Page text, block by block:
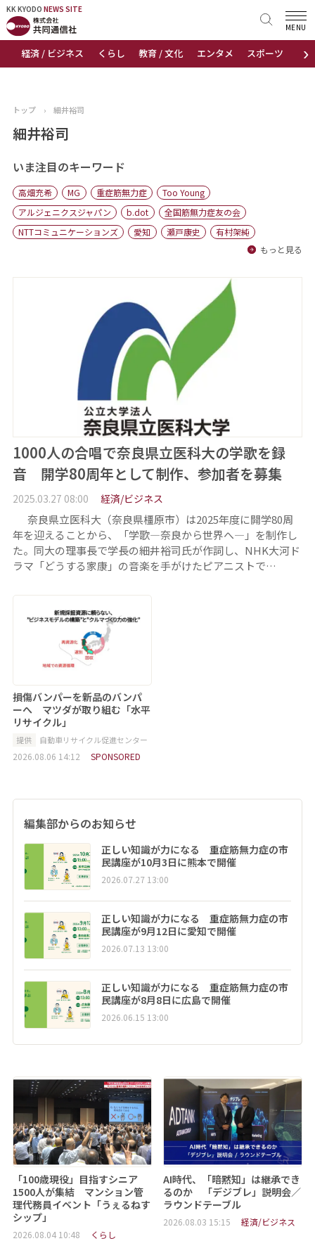
KK KYODO NEWS SITE
›
経済 / ビジネス くらし 教育 / 文化 エンタメ スポーツ 地域
MENU
KK KYODONEWS SITE
トップページ
ニュース
おすすめコンテンツ
出版物
会社概要
トップ › 細井裕司
細井裕司
いま注目のキーワード
高畑充希 MG 重症筋無力症
Too Young
アルジェニクスジャパン
b.dot
全国筋無力症友の会
NTTコミュニケーションズ
愛知 瀬戸康史
有村架純
もっと見る
1000人の合唱で奈良県立医科大の学歌を録
音 開学80周年として制作、参加者を募集
2025.03.27 08:00 経済/ビジネス
奈良県立医科大（奈良県橿原市）は2025年度に開学80周
年を迎えることから、「学歌―奈良から世界へ―」を制作し
た。同大の理事長で学長の細井裕司氏が作詞し、NHK大河ド
ラマ「どうする家康」の音楽を手がけたピアニストで…
損傷バンパーを新品のバンパ
ーへ マツダが取り組む「水平
リサイクル」
提供 自動車リサイクル促進センター
2026.08.06 14:12 SPONSORED
編集部からのお知らせ
正しい知識が力になる 重症筋無力症の市
民講座が10月3日に熊本で開催
2026.07.27 13:00
正しい知識が力になる 重症筋無力症の市
民講座が9月12日に愛知で開催
2026.07.13 13:00
正しい知識が力になる 重症筋無力症の市
民講座が8月8日に広島で開催
2026.06.15 13:00
「100歳現役」目指すシニア
1500人が集結 マンション管
理代務員イベント「うぇるねす
シップ」
2026.08.04 10:48 くらし
AI時代、「暗黙知」は継承でき
るのか 「デジブレ」説明会／
ラウンドテーブル
2026.08.03 15:15 経済/ビジネス